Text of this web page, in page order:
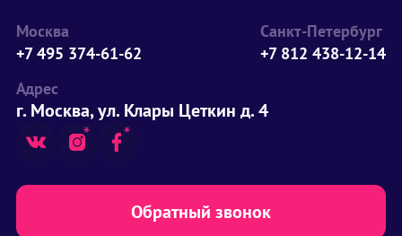
Москва
+7 495 374-61-62
Санкт-Петербург
+7 812 438-12-14
Адрес
г. Москва, ул. Клары Цеткин д. 4
Обратный звонок